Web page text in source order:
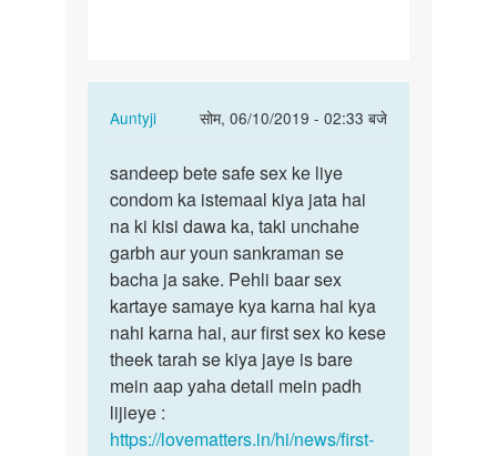
Auntyji
सोम, 06/10/2019 - 02:33 बजे
In
to
Me
apni
gf
ko
pehli
bar
sex…
by
Sandeep
sandeep
bete
safe
sex
ke…
sandeep bete safe sex ke liye
condom ka istemaal kiya jata hai
na ki kisi dawa ka, taki unchahe
garbh aur youn sankraman se
bacha ja sake. Pehli baar sex
kartaye samaye kya karna hai kya
nahi karna hai, aur first sex ko kese
theek tarah se kiya jaye is bare
mein aap yaha detail mein padh
lijieye :
https://lovematters.in/hi/news/first-